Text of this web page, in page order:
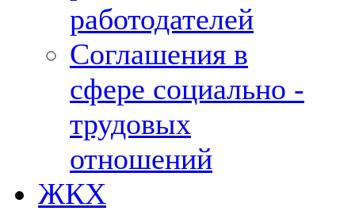
работодателей
Соглашения в
сфере социально -
трудовых
отношений
ЖКХ